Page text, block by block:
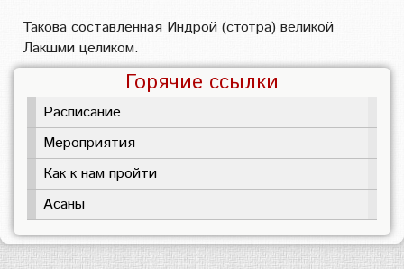
Такова составленная Индрой (стотра) великой
Лакшми целиком.
Горячие ссылки
Расписание
Мероприятия
Как к нам пройти
Асаны